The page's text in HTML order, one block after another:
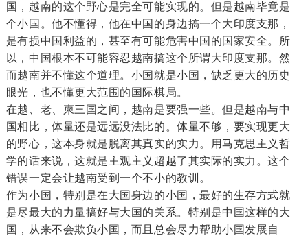
国，越南的这个野心是完全可能实现的。但是越南毕竟是
个小国。他不懂得，他在中国的身边搞一个大印度支那，
是有损中国利益的，甚至有可能危害中国的国家安全。所
以，中国根本不可能容忍越南搞这个所谓大印度支那。然
而越南并不懂这个道理。小国就是小国，缺乏更大的历史
眼光，也不懂更大范围的国际棋局。
在越、老、柬三国之间，越南是要强一些。但是越南与中
国相比，体量还是远远没法比的。体量不够，要实现更大
的野心，这本身就是脱离其真实的实力。用马克思主义哲
学的话来说，这就是主观主义超越了其实际的实力。这个
错误一定会让越南受到一个不小的教训。
作为小国，特别是在大国身边的小国，最好的生存方式就
是尽最大的力量搞好与大国的关系。特别是中国这样的大
国，从来不会欺负小国，而且总会尽力帮助小国发展自